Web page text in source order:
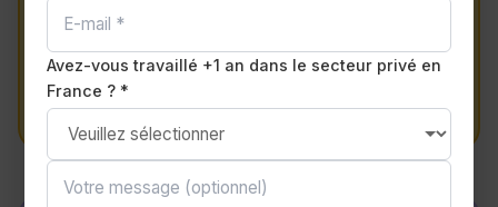
Pasta
Avez-vous travaillé +1 an dans le secteur privé en
France ? *